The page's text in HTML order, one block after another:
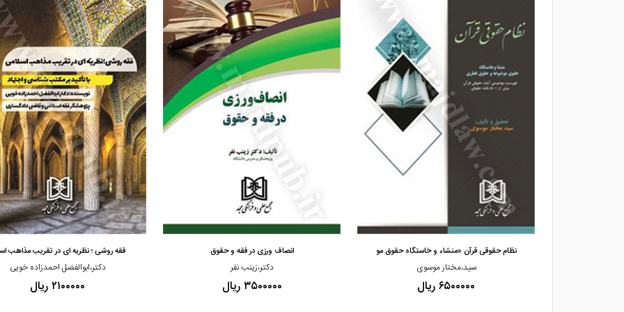
مشاهده و خرید مشاهده و خرید
نظام حقوقی قرآن «منشاء و خاستگاه حقوق مو
سید،مختار موسوی
۶۵۰۰۰۰۰ ریال
مشاهده و خرید
انصاف ورزی در فقه و حقوق
دکتر،زینب نفر
۳۵۰۰۰۰۰ ریال
فقه روشی ؛ نظریه ای در تقریب مذاهب
دکتر،ابوالفضل احمدزاده خویی
۲۱۰۰۰۰۰ ریال